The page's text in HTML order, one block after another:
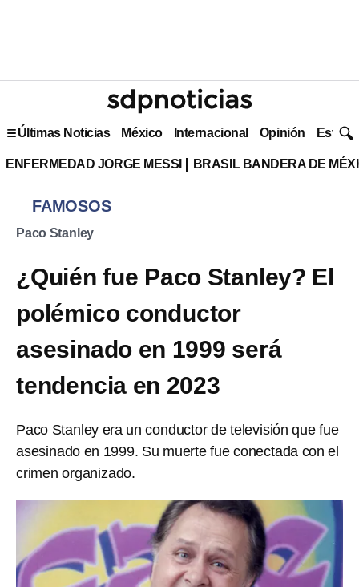
Últimas Noticias México Internacional Opinión Estilo
ENFERMEDAD JORGE MESSI BRASIL BANDERA DE
FAMOSOS
Paco Stanley
¿Quién fue Paco Stanley? El
polémico conductor
asesinado en 1999 será
tendencia en 2023
Paco Stanley era un conductor de televisión que fue
asesinado en 1999. Su muerte fue conectada con el
crimen organizado.